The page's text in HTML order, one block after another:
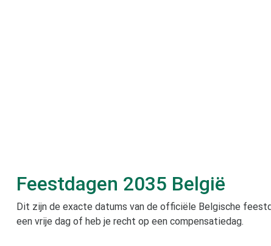
Feestdagen 2035 België
Dit zijn de exacte datums van de officiële Belgische
een vrije dag of heb je recht op een compensatiedag.